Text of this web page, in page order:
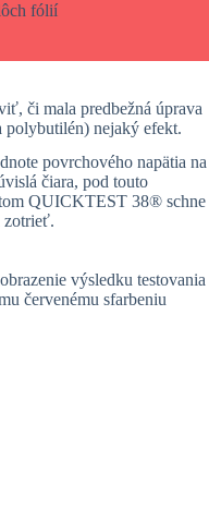
fólií
či mala predbežná úprava
nejaký efekt.
povrchového napätia na
čiara, pod touto
QUICKTEST 38® schne
zotrieť.
výsledku testovania
červenému sfarbeniu